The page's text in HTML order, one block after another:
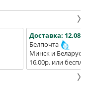
Доставка:
Белпочта
Минск и Беларусь
16,00р. или